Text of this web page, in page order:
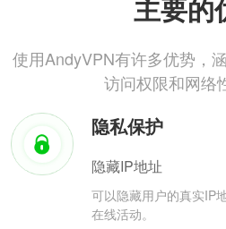
主要的
使用AndyVPN有许多优势，
访问权限和网络
隐私保护
隐藏IP地址
可以隐藏用户的真实IP
在线活动。